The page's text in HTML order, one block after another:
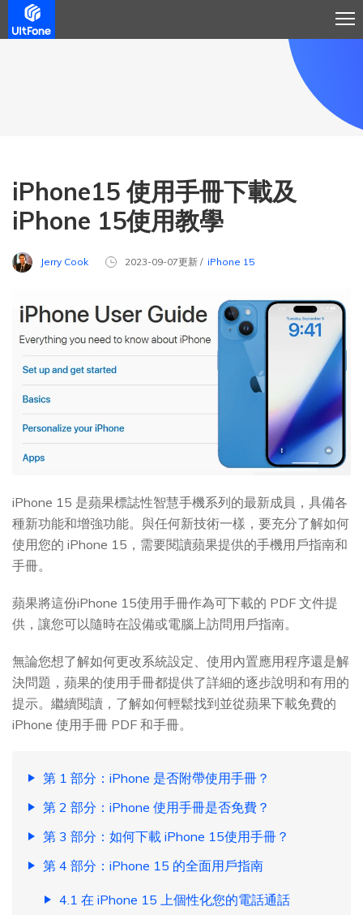
iPhone15 使用手冊下載及
iPhone 15使用教學
Jerry Cook 2023-09-07更新 / iPhone 15
iPhone 15 是蘋果標誌性智慧手機系列的最新成員，具備各
種新功能和增強功能。與任何新技術一樣，要充分了解如何
使用您的 iPhone 15，需要閱讀蘋果提供的手機用戶指南和
手冊。
蘋果將這份iPhone 15使用手冊作為可下載的 PDF 文件提
供，讓您可以隨時在設備或電腦上訪問用戶指南。
無論您想了解如何更改系統設定、使用內置應用程序還是解
決問題，蘋果的使用手冊都提供了詳細的逐步說明和有用的
提示。繼續閱讀，了解如何輕鬆找到並從蘋果下載免費的
iPhone 使用手冊 PDF 和手冊。
第 1 部分：iPhone 是否附帶使用手冊？
第 2 部分：iPhone 使用手冊是否免費？
第 3 部分：如何下載 iPhone 15使用手冊？
第 4 部分：iPhone 15 的全面用戶指南
4.1 在 iPhone 15 上個性化您的電話通話